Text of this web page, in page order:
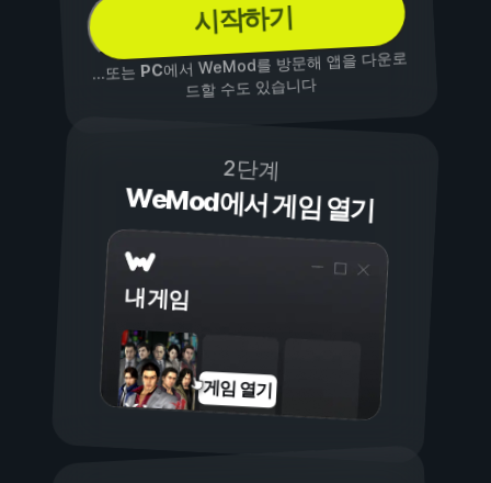
시작하기
...또는PC에서 WeMod를 방문해 앱을 다운로
드할 수도 있습니다
2단계
WeMod에서 게임 열기
내 게임
게임 열기